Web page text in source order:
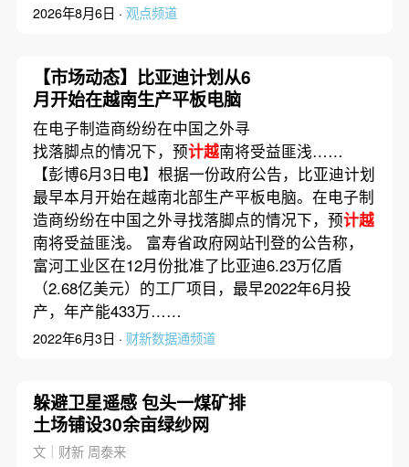
2026年8月6日 · 观点频道
【市场动态】比亚迪计划从6
月开始在越南生产平板电脑
在电子制造商纷纷在中国之外寻
找落脚点的情况下，预计越南将受益匪浅……
【彭博6月3日电】根据一份政府公告，比亚迪计划
最早本月开始在越南北部生产平板电脑。在电子制
造商纷纷在中国之外寻找落脚点的情况下，预计越
南将受益匪浅。 富寿省政府网站刊登的公告称，
富河工业区在12月份批准了比亚迪6.23万亿盾
（2.68亿美元）的工厂项目，最早2022年6月投
产，年产能433万……
2022年6月3日 · 财新数据通频道
躲避卫星遥感 包头一煤矿排
土场铺设30余亩绿纱网
文｜财新 周泰来